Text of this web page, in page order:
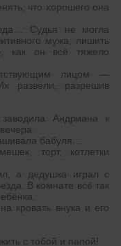
что хорошего она
Судья не могла
мужа, лишить
как он всё тяжело
лицом —
развели, разрешив
Андриана к
бабуля…
торт, котлетки
а дедушка играл с
В комнате всё так
кровать внука и его
с тобой и папой!